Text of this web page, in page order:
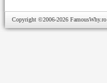
Copyright ©2006-2026 FamousWhy.ro